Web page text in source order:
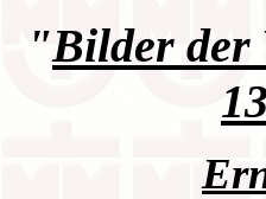
"Bilder der